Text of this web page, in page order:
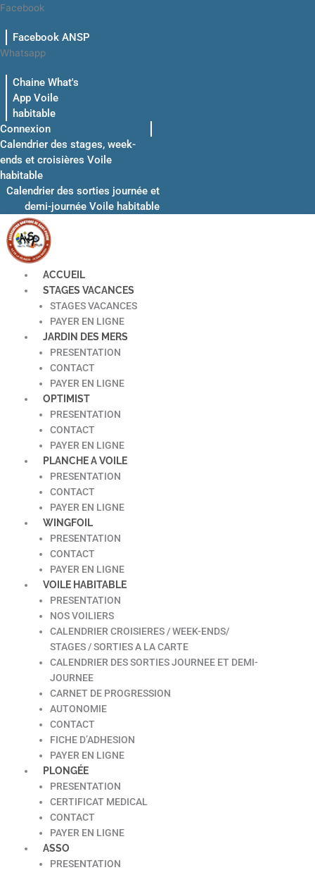
Aller
contenu
Facebook
Facebook ANSP
Whatsapp
Chaine What's
App Voile
habitable
Connexion
Calendrier des stages, week-
ends et croisières Voile
habitable
Calendrier des sorties journée et
demi-journée Voile habitable
ACCUEIL
STAGES VACANCES
STAGES VACANCES
PAYER EN LIGNE
JARDIN DES MERS
PRESENTATION
CONTACT
PAYER EN LIGNE
OPTIMIST
PRESENTATION
CONTACT
PAYER EN LIGNE
PLANCHE A VOILE
PRESENTATION
CONTACT
PAYER EN LIGNE
WINGFOIL
PRESENTATION
CONTACT
PAYER EN LIGNE
VOILE HABITABLE
PRESENTATION
NOS VOILIERS
CALENDRIER CROISIERES / WEEK-ENDS/
STAGES / SORTIES A LA CARTE
CALENDRIER DES SORTIES JOURNEE ET DEMI-
JOURNEE
CARNET DE PROGRESSION
AUTONOMIE
CONTACT
FICHE D’ADHESION
PAYER EN LIGNE
PLONGÉE
PRESENTATION
CERTIFICAT MEDICAL
CONTACT
PAYER EN LIGNE
ASSO
PRESENTATION